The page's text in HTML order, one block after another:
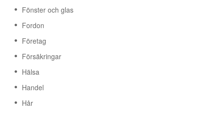
Fönster och glas
Fordon
Företag
Försäkringar
Hälsa
Handel
Hår